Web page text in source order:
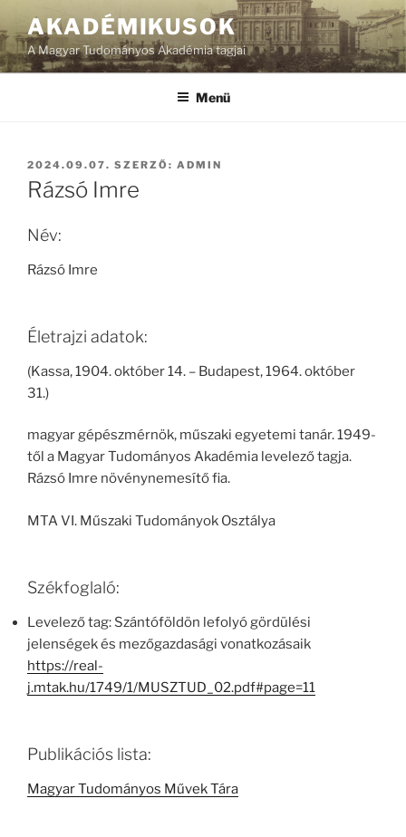
AKADÉMIKUSOK
A Magyar Tudományos Akadémia tagjai
Menü
BEKÜLDVE:
2024.09.07. SZERZŐ: ADMIN
Rázsó Imre
Név:
Rázsó Imre
Életrajzi adatok:
(Kassa, 1904. október 14. – Budapest, 1964. október
31.)
magyar gépészmérnök, műszaki egyetemi tanár. 1949-
től a Magyar Tudományos Akadémia levelező tagja.
Rázsó Imre növénynemesítő fia.
MTA VI. Műszaki Tudományok Osztálya
Székfoglaló:
Levelező tag: Szántóföldön lefolyó gördülési
jelenségek és mezőgazdasági vonatkozásaik
https://real-
j.mtak.hu/1749/1/MUSZTUD_02.pdf#page=11
Publikációs lista:
Magyar Tudományos Művek Tára